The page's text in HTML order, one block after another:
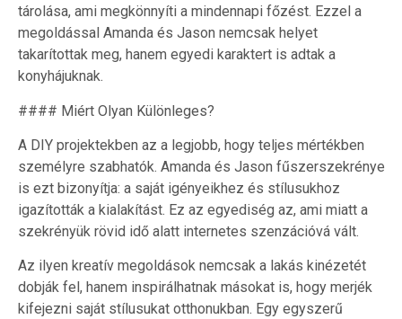
tárolása, ami megkönnyíti a mindennapi főzést. Ezzel a
megoldással Amanda és Jason nemcsak helyet
takarítottak meg, hanem egyedi karaktert is adtak a
konyhájuknak.
#### Miért Olyan Különleges?
A DIY projektekben az a legjobb, hogy teljes mértékben
személyre szabhatók. Amanda és Jason fűszerszekrénye
is ezt bizonyítja: a saját igényeikhez és stílusukhoz
igazították a kialakítást. Ez az egyediség az, ami miatt a
szekrényük rövid idő alatt internetes szenzációvá vált.
Az ilyen kreatív megoldások nemcsak a lakás kinézetét
dobják fel, hanem inspirálhatnak másokat is, hogy merjék
kifejezni saját stílusukat otthonukban. Egy egyszerű